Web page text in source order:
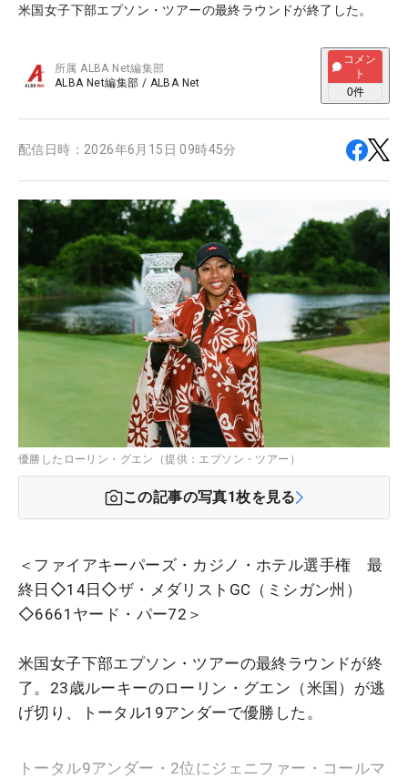
米国女子下部エプソン・ツアーの最終ラウンドが終了した。
所属ALBA Net編集部
ALBA Net編集部 / ALBA Net
コメン
ト
0件
配信日時： 2026年6月15日 09時45分
優勝したローリン・グエン（提供：エプソン・ツアー）
この記事の写真1枚を見る
＜ファイアキーパーズ・カジノ・ホテル選手権 最
終日◇14日◇ザ・メダリストGC（ミシガン州）
◇6661ヤード・パー72＞
米国女子下部エプソン・ツアーの最終ラウンドが終
了。23歳ルーキーのローリン・グエン（米国）が逃
げ切り、トータル19アンダーで優勝した。
トータル9アンダー・2位にジェニファー・コールマ